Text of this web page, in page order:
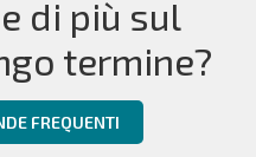
di più sul
termine?
FREQUENTI